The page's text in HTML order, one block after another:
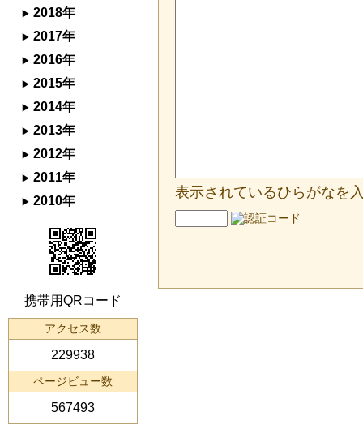
表示されているひらがなを
2018年
2017年
2016年
2015年
2014年
2013年
2012年
2011年
2010年
携帯用QRコード
アクセス数
229938
ページビュー数
567493